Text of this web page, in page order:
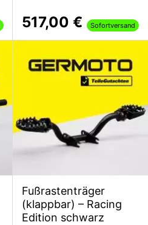
517,00 € Sofortversand
Fußrastenträger
(klappbar) – Racing
Edition schwarz